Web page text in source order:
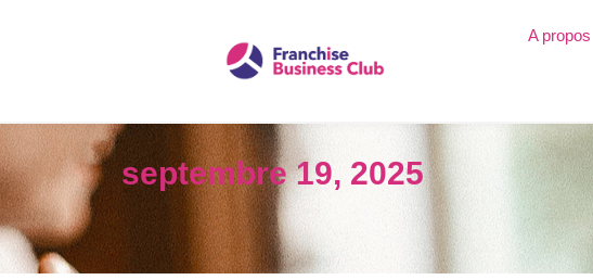
A propos
septembre 19, 2025